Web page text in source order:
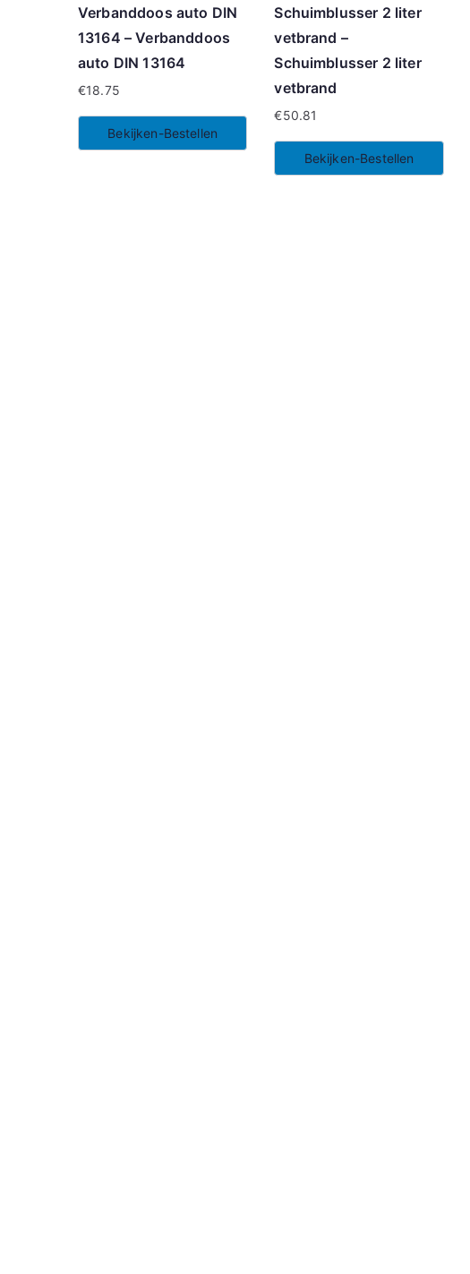
Verbanddoos auto DIN
13164 – Verbanddoos
auto DIN 13164
€18.75
Bekijken-Bestellen
Schuimblusser 2 liter
vetbrand –
Schuimblusser 2 liter
vetbrand
€50.81
Bekijken-Bestellen